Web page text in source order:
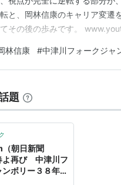
と、岡林信康のキャリア変遷
てその後の歩みです。
ります。内容が前半と後半で
私たちの望むものは 生…
林信康 #中津川フォークジャ
題
朝日新聞
よ再び 中津川フ
ボリー３８年ぶ